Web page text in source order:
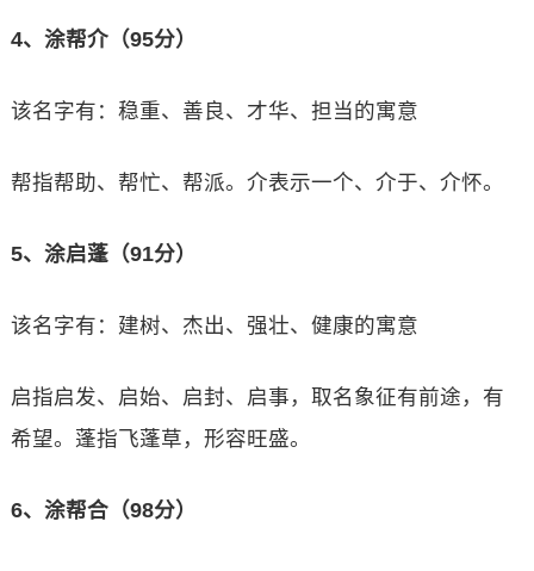
4、涂帮介（95分）
该名字有：稳重、善良、才华、担当的寓意
帮指帮助、帮忙、帮派。介表示一个、介于、介怀。
5、涂启蓬（91分）
该名字有：建树、杰出、强壮、健康的寓意
启指启发、启始、启封、启事，取名象征有前途，有
希望。蓬指飞蓬草，形容旺盛。
6、涂帮合（98分）